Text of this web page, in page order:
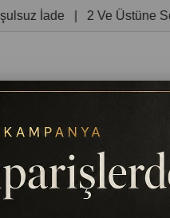
| 2 Ve Üstüne
Tablolar
YAĞLI BOYA DOKULU TABLO